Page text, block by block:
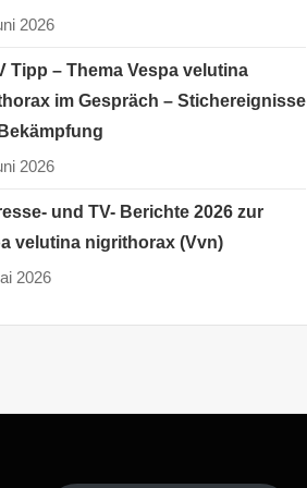
2026
Tipp – Thema Vespa velutina
im Gespräch – Stichereignisse
2026
und TV- Berichte 2026 zur
velutina nigrithorax (Vvn)
2026